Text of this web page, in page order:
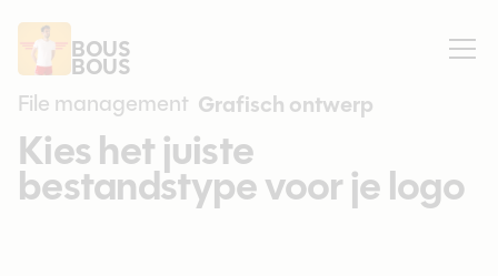
BOUS
BOUS
File management Grafisch ontwerp
Kies het juiste
bestandstype voor je logo